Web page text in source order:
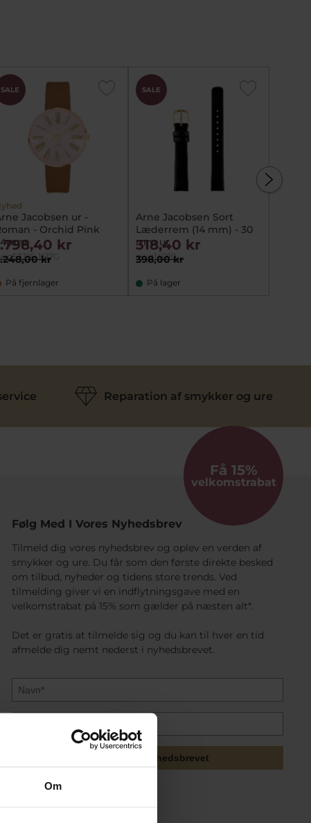
Om
SALE
Jacobsen ur -
- Orchid Pink
1617G
kr
kr
På fjernlager
SALE
Arne Jacobsen Sort
Læderrem (14 mm) - 30
mm ur
cwg1401G
398,00 kr
318,40 kr
På lager
Reparation af smykker og ure
Få 15%
velkomstrabat
Følg Med I Vores Nyhedsbrev
Tilmeld dig vores nyhedsbrev og oplev en verden af
smykker og ure. Du får som den første direkte besked
om tilbud, nyheder og tidens store trends. Ved
tilmelding giver vi en indflytningsgave med en
velkomstrabat på 15% som gælder på næsten alt*.
Det er gratis at tilmelde sig og du kan til hver en tid
afmelde dig nemt nederst i nyhedsbrevet.
Tilmeld mig nyhedsbrevet